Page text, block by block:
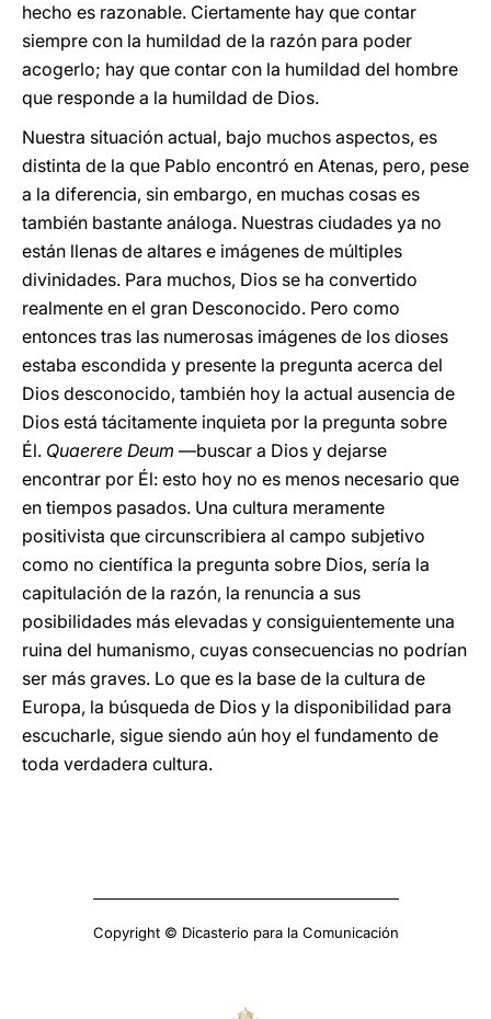
hecho es razonable. Ciertamente hay que contar
siempre con la humildad de la razón para poder
acogerlo; hay que contar con la humildad del hombre
que responde a la humildad de Dios.
Nuestra situación actual, bajo muchos aspectos, es
distinta de la que Pablo encontró en Atenas, pero, pese
a la diferencia, sin embargo, en muchas cosas es
también bastante análoga. Nuestras ciudades ya no
están llenas de altares e imágenes de múltiples
divinidades. Para muchos, Dios se ha convertido
realmente en el gran Desconocido. Pero como
entonces tras las numerosas imágenes de los dioses
estaba escondida y presente la pregunta acerca del
Dios desconocido, también hoy la actual ausencia de
Dios está tácitamente inquieta por la pregunta sobre
Él. Quaerere Deum —buscar a Dios y dejarse
encontrar por Él: esto hoy no es menos necesario que
en tiempos pasados. Una cultura meramente
positivista que circunscribiera al campo subjetivo
como no científica la pregunta sobre Dios, sería la
capitulación de la razón, la renuncia a sus
posibilidades más elevadas y consiguientemente una
ruina del humanismo, cuyas consecuencias no podrían
ser más graves. Lo que es la base de la cultura de
Europa, la búsqueda de Dios y la disponibilidad para
escucharle, sigue siendo aún hoy el fundamento de
toda verdadera cultura.
Copyright © Dicasterio para la Comunicación